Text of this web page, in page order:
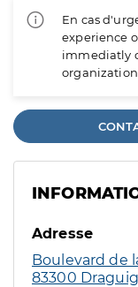
En cas
experience
immediatly
Adresse
Boulevard de
83300